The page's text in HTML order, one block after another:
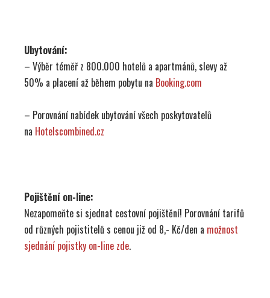
Ubytování:
– Výběr téměř z 800.000 hotelů a apartmánů, slevy až
50% a placení až během pobytu na Booking.com
– Porovnání nabídek ubytování všech poskytovatelů
na Hotelscombined.cz
Pojištění on-line:
Nezapomeňte si sjednat cestovní pojištění! Porovnání tarifů
od různých pojistitelů s cenou již od 8,- Kč/den a možnost
sjednání pojistky on-line zde.